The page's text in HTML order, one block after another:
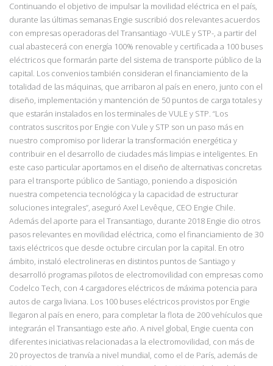
Continuando el objetivo de impulsar la movilidad eléctrica en el país,
durante las últimas semanas Engie suscribió dos relevantes acuerdos
con empresas operadoras del Transantiago -VULE y STP-, a partir del
cual abastecerá con energía 100% renovable y certificada a 100 buses
eléctricos que formarán parte del sistema de transporte público de la
capital. Los convenios también consideran el financiamiento de la
totalidad de las máquinas, que arribaron al país en enero, junto con el
diseño, implementación y mantención de 50 puntos de carga totales y
que estarán instalados en los terminales de VULE y STP. “Los
contratos suscritos por Engie con Vule y STP son un paso más en
nuestro compromiso por liderar la transformación energética y
contribuir en el desarrollo de ciudades más limpias e inteligentes. En
este caso particular aportamos en el diseño de alternativas concretas
para el transporte público de Santiago, poniendo a disposición
nuestra competencia tecnológica y la capacidad de estructurar
soluciones integrales”, aseguró Axel Levêque, CEO Engie Chile.
Además del aporte para el Transantiago, durante 2018 Engie dio otros
pasos relevantes en movilidad eléctrica, como el financiamiento de 30
taxis eléctricos que desde octubre circulan por la capital. En otro
ámbito, instaló electrolineras en distintos puntos de Santiago y
desarrolló programas pilotos de electromovilidad con empresas como
Codelco Tech, con 4 cargadores eléctricos de máxima potencia para
autos de carga liviana. Los 100 buses eléctricos provistos por Engie
llegaron al país en enero, para completar la flota de 200 vehículos que
integrarán el Transantiago este año. A nivel global, Engie cuenta con
diferentes iniciativas relacionadas a la electromovilidad, con más de
20 proyectos de tranvía a nivel mundial, como el de París, además de